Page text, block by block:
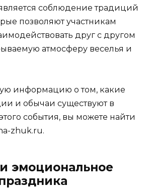
соблюдение традиций
позволяют участникам
друг с другом
атмосферу веселья и
информацию о том, какие
и обычаи существуют в
события, вы можете найти
zhuk.ru.
эмоциональное